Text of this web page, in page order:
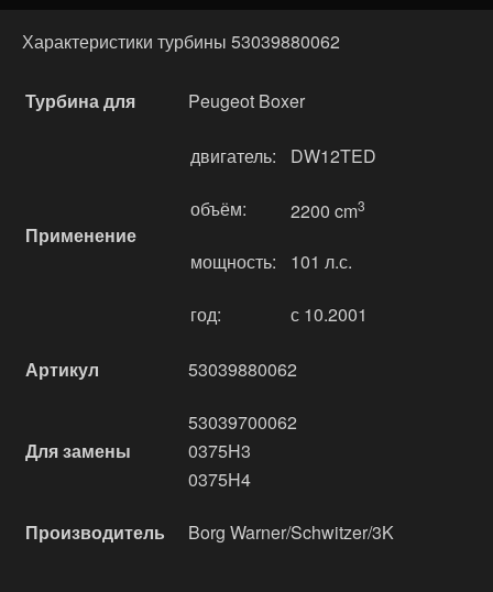
Характеристики турбины 53039880062
Турбина для Peugeot Boxer
Применение
двигатель: DW12TED
объём: 2200 cm3
мощность: 101 л.с.
год: с 10.2001
Артикул 53039880062
Для замены
53039700062
0375H3
0375H4
Производитель Borg Warner/Schwitzer/3K